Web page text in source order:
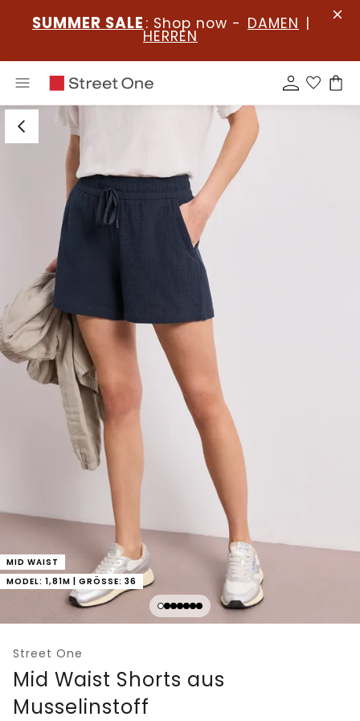
SUMMER SALE : Shop now - DAMEN |
HERREN
MID WAIST
MODEL: 1,81M | GRÖSSE: 36
Street One
Mid Waist Shorts aus
Musselinstoff